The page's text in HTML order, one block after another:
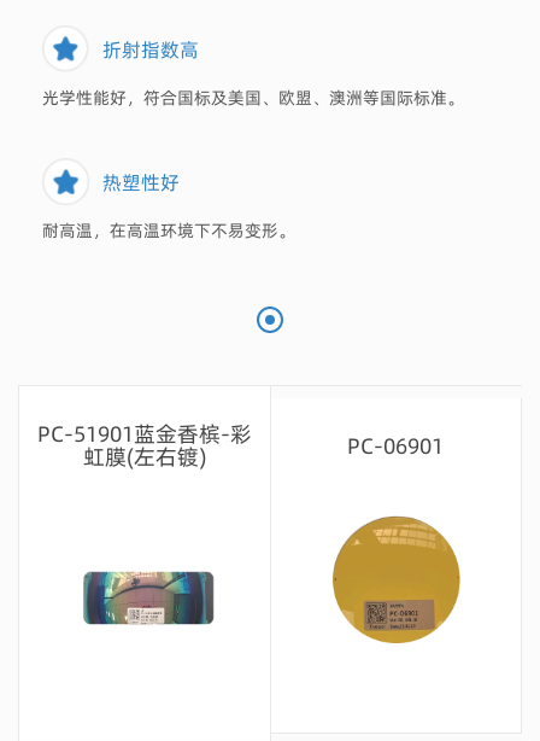
折射指数高
光学性能好，符合国标及美国、欧盟、澳洲等国际标准。
热塑性好
耐高温，在高温环境下不易变形。
PC-51901蓝金香槟-彩
虹膜(左右镀) PC-06901